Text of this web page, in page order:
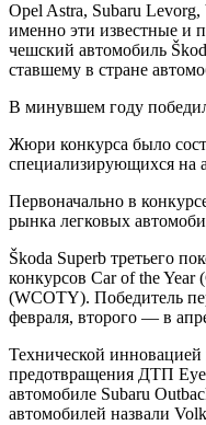
Opel Astra, Subaru
именно эти известные и
чешский автомобиль
ставшему в стране
В минувшем году
Жюри конкурса было
специализирующихся на
Первоначально в
рынка легковых
Škoda Superb третьего
конкурсов Car of the
(WCOTY). Победитель
февраля, второго — в
Технической
предотвращения ДТП
автомобиле Subaru
автомобилей назвали